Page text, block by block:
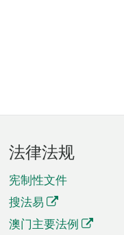
法律法规
宪制性文件
搜法易
澳门主要法例